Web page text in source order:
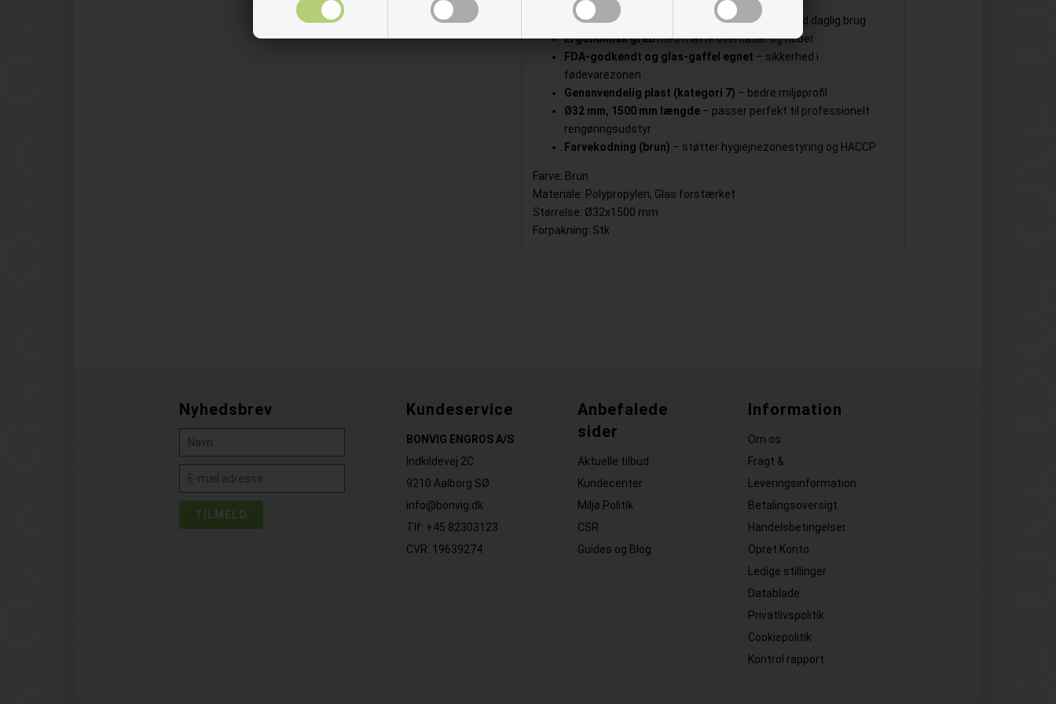
bakterier at samle sig
Robust letvægtsmateriale
– høj holdbarhed ved daglig brug
Ergonomisk grebmed matte overflader og ribber
FDA-godkendt og glas-gaffel egnet – sikkerhed i
fødevarezonen
Genanvendelig plast (kategori 7) – bedre miljøprofil
Ø32 mm, 1500 mm længde– passer perfekt til professionelt
rengøringsudstyr
Farvekodning (brun) – støtter hygiejnezonestyring og HACCP
Farve: Brun
Materiale: Polypropylen, Glas forstærket
Størrelse: Ø32x1500 mm
Forpakning: Stk
Nyhedsbrev Kundeservice
BONVIG ENGROS A/S
Indkildevej 2C
9210 Aalborg SØ
info@bonvig.dk
Tlf: +45 82303123
CVR: 19639274
Anbefalede
sider
Aktuelle tilbud
Kundecenter
Miljø Politik
CSR
Guides og Blog
Information
Om os
Fragt &
Leveringsinformation
Betalingsoversigt
Handelsbetingelser
Opret Konto
Ledige stillinger
Datablade
Privatlivspolitik
Cookiepolitik
Kontrol rapport